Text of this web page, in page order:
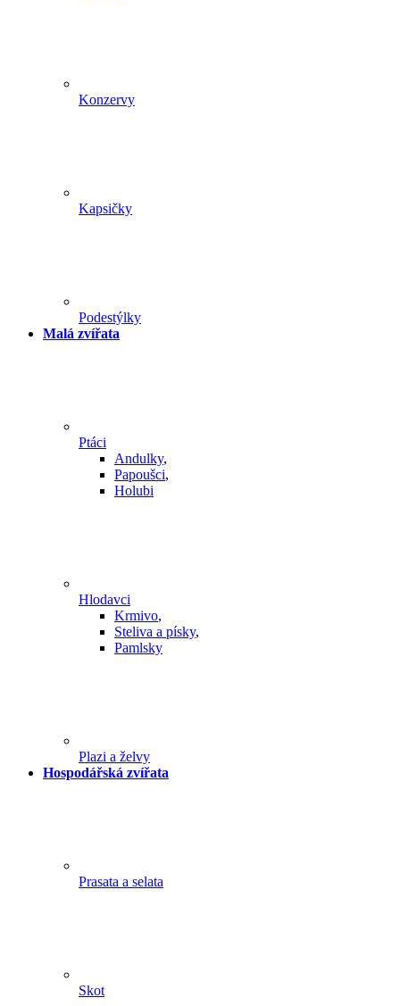
Konzervy
Kapsičky
Podestýlky
Malá zvířata
Ptáci
Andulky,
Papoušci,
Holubi
Hlodavci
Krmivo,
Steliva a písky,
Pamlsky
Plazi a želvy
Hospodářská zvířata
Prasata a selata
Skot